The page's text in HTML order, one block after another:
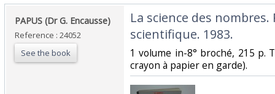
‎PAPUS (Dr G. Encausse)‎
Reference : 24052
See the book
‎La science des
scientifique. 1983.‎
‎1 volume in-8° broché, 215 p.
crayon à papier en garde). ‎